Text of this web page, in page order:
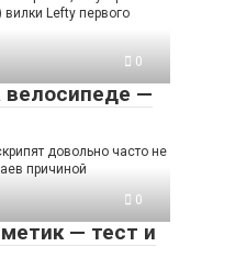
Lefty первого
0
велосипеде —
довольно часто не
причиной
0
— тест и